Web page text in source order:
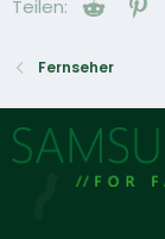
Teilen:
Fernseher